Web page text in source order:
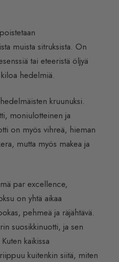
muista sitruksista. On
tai eteeristä öljyä
hedelmiä.
kruunuksi.
moniulotteinen ja
on myös vihreä, hieman
mutta myös makea ja
par excellence,
on yhtä aikaa
pehmeä ja räjähtävä.
suosikkinuotti, ja sen
kaikissa
kuitenkin siitä, miten